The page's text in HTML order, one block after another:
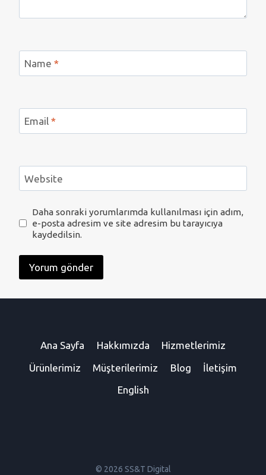
Name *
Email *
Website
Daha sonraki yorumlarımda kullanılması için adım,
e-posta adresim ve site adresim bu tarayıcıya
kaydedilsin.
Ana Sayfa Hakkımızda
Hizmetlerimiz
Ürünlerimiz
Müşterilerimiz Blog
İletişim
English
© 2026 SS&T Digital